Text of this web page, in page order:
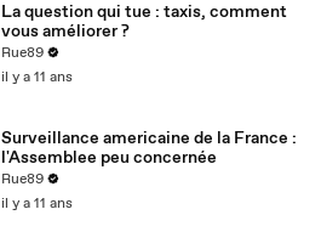
La question qui tue : taxis, comment
vous améliorer ?
Rue89
il y a 11 ans
Surveillance americaine de la France :
l'Assemblee peu concernée
Rue89
il y a 11 ans